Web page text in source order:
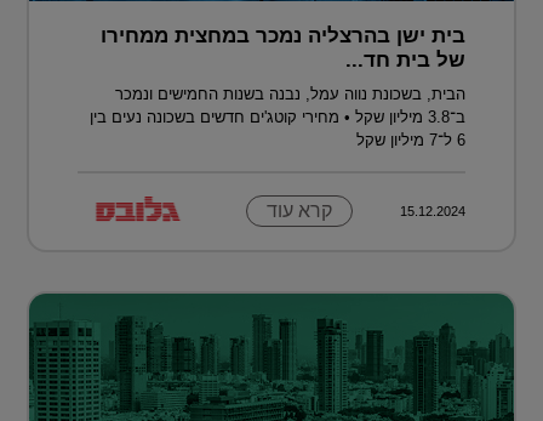
בית ישן בהרצליה נמכר במחצית ממחירו
של בית חד...
הבית, בשכונת נווה עמל, נבנה בשנות החמישים ונמכר
ב־3.8 מיליון שקל • מחירי קוטג'ים חדשים בשכונה נעים בין
6 ל־7 מיליון שקל
15.12.2024 קרא עוד